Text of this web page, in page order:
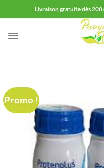
au
contenu
Livraison gratuite dès
Promo !